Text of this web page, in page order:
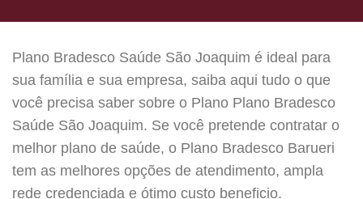
Plano Bradesco Saúde São Joaquim é ideal para
sua família e sua empresa, saiba aqui tudo o que
você precisa saber sobre o Plano Plano Bradesco
Saúde São Joaquim. Se você pretende contratar o
melhor plano de saúde, o Plano Bradesco Barueri
tem as melhores opções de atendimento, ampla
rede credenciada e ótimo custo beneficio.